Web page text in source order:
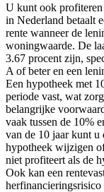
U kunt ook profiteren
in Nederland betaalt
rente wanneer de
woningwaarde. De
3.67 procent zijn,
A of beter en een
Een hypotheek met
periode vast, wat
belangrijke
vaak tussen de 10%
van de 10 jaar kunt u
hypotheek wijzigen
niet profiteert als de
Ook kan een
herfinancieringsrisico